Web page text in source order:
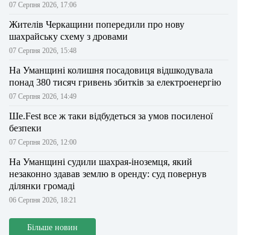
07 Серпня 2026, 17:06
Жителів Черкащини попередили про нову
шахрайську схему з дровами
07 Серпня 2026, 15:48
На Уманщині колишня посадовиця відшкодувала
понад 380 тисяч гривень збитків за електроенергію
07 Серпня 2026, 14:49
Ше.Fest все ж таки відбудеться за умов посиленої
безпеки
07 Серпня 2026, 12:00
На Уманщині судили шахрая-іноземця, який
незаконно здавав землю в оренду: суд повернув
ділянки громаді
06 Серпня 2026, 18:21
Більше новин